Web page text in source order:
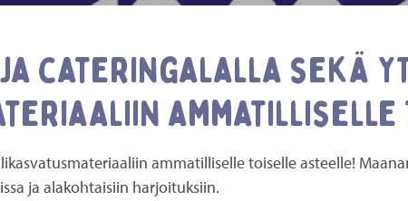
cateringalalla sekä
ammatilliselle toiselle asteelle!
ja alakohtaisiin harjoituksiin.